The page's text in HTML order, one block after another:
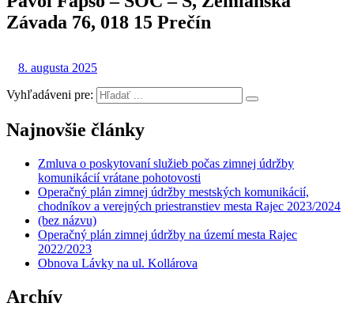
Závada 76, 018 15 Prečín
8. augusta 2025
Vyhľadáveni pre:
Najnovšie články
Zmluva o poskytovaní služieb počas zimnej údržby
komunikácií vrátane pohotovosti
Operačný plán zimnej údržby mestských komunikácií,
chodníkov a verejných priestranstiev mesta Rajec 2023/2024
(bez názvu)
Operačný plán zimnej údržby na území mesta Rajec
2022/2023
Obnova Lávky na ul. Kollárova
Archív